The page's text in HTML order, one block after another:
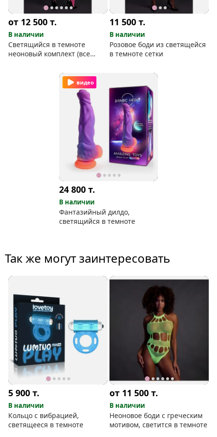
от 12 500т.
В наличии
Светящийся в темноте
неоновый комплект (все
11 500т.
В наличии
Розовое боди из светящейся
в темноте сетки
видео
24 800 т.
В наличии
Фантазийный дилдо,
светящийся в темноте
Так же могут заинтересовать
5 900т.
В наличии
Кольцо с вибрацией,
светящееся в темноте
от 11 500т.
В наличии
Неоновое боди с греческим
мотивом, светится в темноте